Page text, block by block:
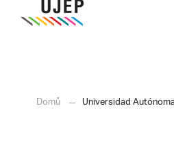
Domů Universidad